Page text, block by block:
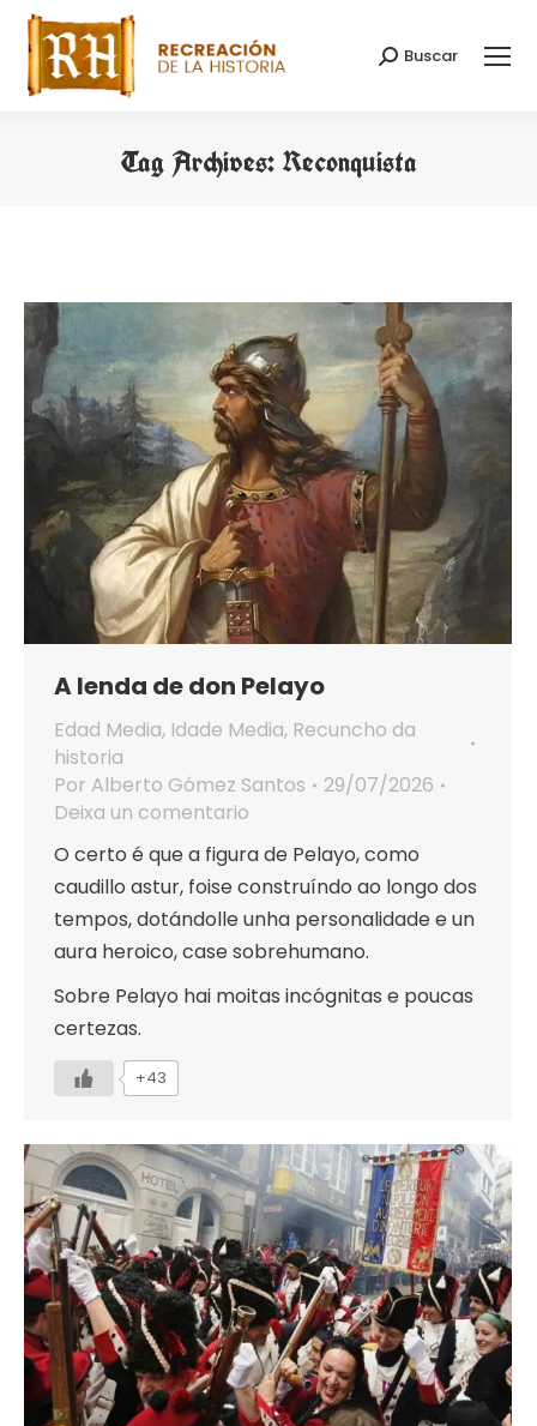
Search:
Buscar
Tag Archives: Reconquista
A lenda de don Pelayo
Edad Media, Idade Media, Recuncho da
historia
Por Alberto Gómez Santos
29/07/2026
Deixa un comentario
O certo é que a figura de Pelayo, como
caudillo astur, foise construíndo ao longo dos
tempos, dotándolle unha personalidade e un
aura heroico, case sobrehumano.
Sobre Pelayo hai moitas incógnitas e poucas
certezas.
+43